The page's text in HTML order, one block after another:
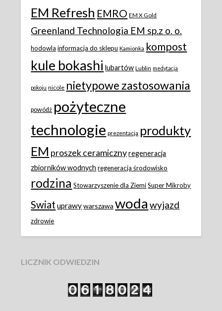
EM Refresh EMRO EM X Gold
Greenland Technologia EM sp.z o. o.
hodowla informacja do sklepu Kamionka kompost
kule bokashi lubartów Lublin medytacja
pokoju nicole nietypowe zastosowania
powódż pożyteczne
technologie prezentacja produkty
EM proszek ceramiczny regeneracja
zbiorników wodnych regeneracja środowisko
rodzina Stowarzyszenie dla Ziemi Super Mikroby
Swiat uprawy warszawa woda wyjazd
zdrowie
LICZNIK ODWIEDZIN